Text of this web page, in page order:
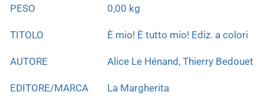
PESO 0,00 kg
TITOLO È mio! È tutto mio! Ediz. a colori
AUTORE Alice Le Hénand, Thierry Bedouet
EDITORE/MARCA La Margherita